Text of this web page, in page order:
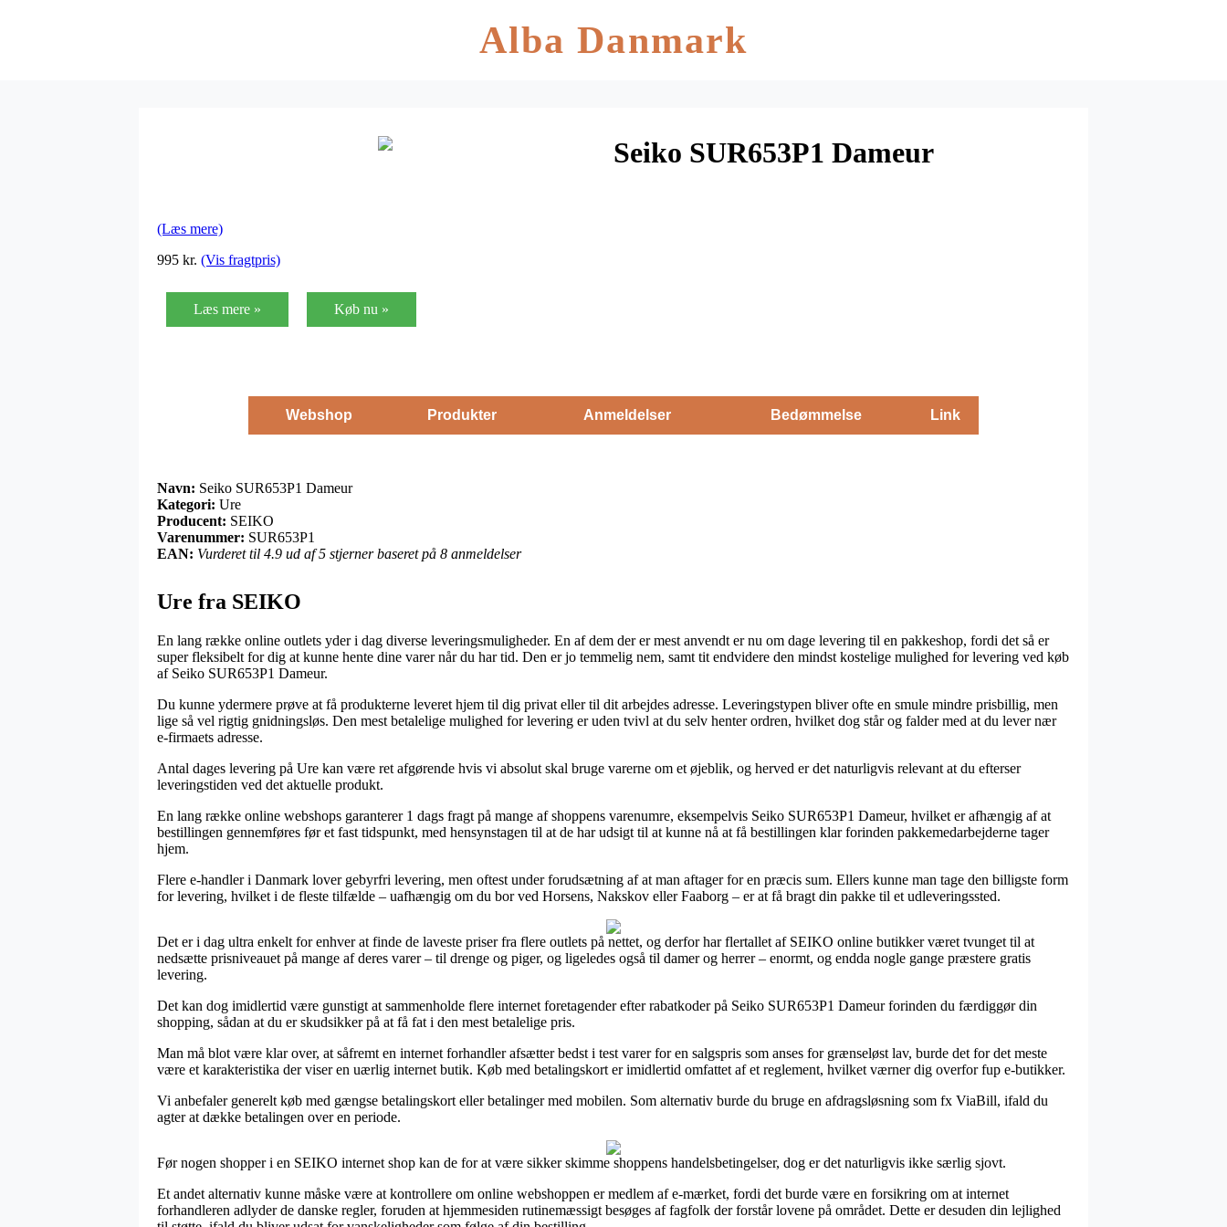
Alba Danmark
Seiko SUR653P1 Dameur
(Læs mere)
995 kr. (Vis fragtpris)
Læs mere » Køb nu »
Webshop Produkter Anmeldelser Bedømmelse Link
Navn: Seiko SUR653P1 Dameur
Kategori: Ure
Producent: SEIKO
Varenummer: SUR653P1
EAN: Vurderet til 4.9 ud af 5 stjerner baseret på 8 anmeldelser
Ure fra SEIKO
En lang række online outlets yder i dag diverse leveringsmuligheder. En af dem der er mest anvendt er nu om dage levering til en pakkeshop, fordi det så er
super fleksibelt for dig at kunne hente dine varer når du har tid. Den er jo temmelig nem, samt tit endvidere den mindst kostelige mulighed for levering ved køb
af Seiko SUR653P1 Dameur.
Du kunne ydermere prøve at få produkterne leveret hjem til dig privat eller til dit arbejdes adresse. Leveringstypen bliver ofte en smule mindre prisbillig, men
lige så vel rigtig gnidningsløs. Den mest betalelige mulighed for levering er uden tvivl at du selv henter ordren, hvilket dog står og falder med at du lever nær
e-firmaets adresse.
Antal dages levering på Ure kan være ret afgørende hvis vi absolut skal bruge varerne om et øjeblik, og herved er det naturligvis relevant at du efterser
leveringstiden ved det aktuelle produkt.
En lang række online webshops garanterer 1 dags fragt på mange af shoppens varenumre, eksempelvis Seiko SUR653P1 Dameur, hvilket er afhængig af at
bestillingen gennemføres før et fast tidspunkt, med hensynstagen til at de har udsigt til at kunne nå at få bestillingen klar forinden pakkemedarbejderne tager
hjem.
Flere e-handler i Danmark lover gebyrfri levering, men oftest under forudsætning af at man aftager for en præcis sum. Ellers kunne man tage den billigste form
for levering, hvilket i de fleste tilfælde – uafhængig om du bor ved Horsens, Nakskov eller Faaborg – er at få bragt din pakke til et udleveringssted.
Det er i dag ultra enkelt for enhver at finde de laveste priser fra flere outlets på nettet, og derfor har flertallet af SEIKO online butikker været tvunget til at
nedsætte prisniveauet på mange af deres varer – til drenge og piger, og ligeledes også til damer og herrer – enormt, og endda nogle gange præstere gratis
levering.
Det kan dog imidlertid være gunstigt at sammenholde flere internet foretagender efter rabatkoder på Seiko SUR653P1 Dameur forinden du færdiggør din
shopping, sådan at du er skudsikker på at få fat i den mest betalelige pris.
Man må blot være klar over, at såfremt en internet forhandler afsætter bedst i test varer for en salgspris som anses for grænseløst lav, burde det for det meste
være et karakteristika der viser en uærlig internet butik. Køb med betalingskort er imidlertid omfattet af et reglement, hvilket værner dig overfor fup e-butikker.
Vi anbefaler generelt køb med gængse betalingskort eller betalinger med mobilen. Som alternativ burde du bruge en afdragsløsning som fx ViaBill, ifald du
agter at dække betalingen over en periode.
Før nogen shopper i en SEIKO internet shop kan de for at være sikker skimme shoppens handelsbetingelser, dog er det naturligvis ikke særlig sjovt.
Et andet alternativ kunne måske være at kontrollere om online webshoppen er medlem af e-mærket, fordi det burde være en forsikring om at internet
forhandleren adlyder de danske regler, foruden at hjemmesiden rutinemæssigt besøges af fagfolk der forstår lovene på området. Dette er desuden din lejlighed